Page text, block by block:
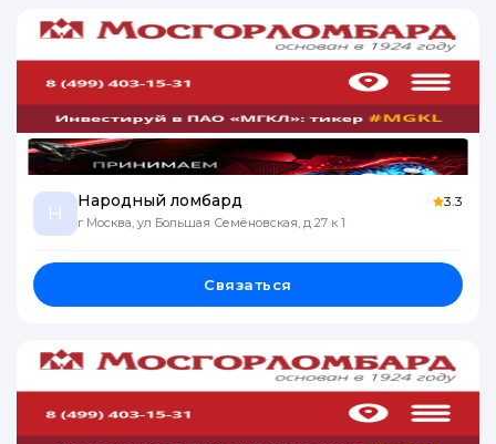
Н
Народный ломбард
г Москва, ул Большая Семёновская, д 27 к 1
3.3
Связаться